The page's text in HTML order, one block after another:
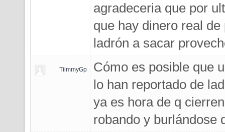
agradeceria que por
que hay dinero real
ladrón a sacar
TiimmyGp
Cómo es posible que
lo han reportado de
ya es hora de q
robando y burlándose